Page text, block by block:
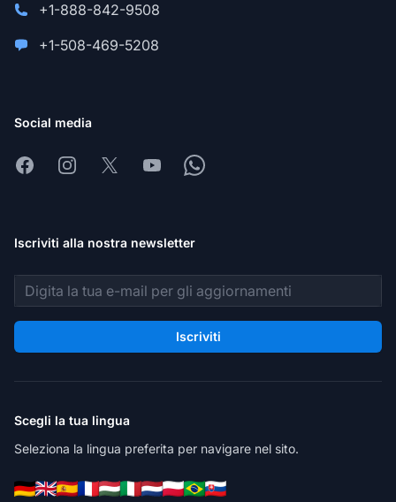
+1-888-842-9508
+1-508-469-5208
Social media
FacebookInstagram
X YoutubeWhatsapp
Iscriviti alla nostra newsletter
Indirizzo email
Iscriviti
Scegli la tua lingua
Seleziona la lingua preferita per navigare nel sito.